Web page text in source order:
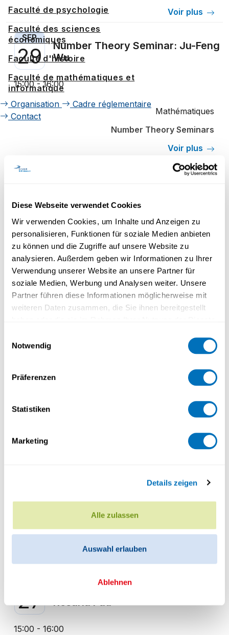
Diese Webseite verwendet Cookies
Wir verwenden Cookies, um Inhalte und Anzeigen zu
personalisieren, Funktionen für soziale Medien anbieten
zu können und die Zugriffe auf unsere Website zu
analysieren. Außerdem geben wir Informationen zu Ihrer
Verwendung unserer Website an unsere Partner für
soziale Medien, Werbung und Analysen weiter. Unsere
Partner führen diese Informationen möglicherweise mit
weiteren Daten zusammen, die Sie ihnen bereitgestellt
Notwendig
Präferenzen
Statistiken
Marketing
Details zeigen
Alle zulassen
Auswahl erlauben
Ablehnen
Faculté de psychologie
Faculté des sciences
économiques
Faculté d'histoire
Faculté de mathématiques et
informatique
Organisation
Cadre réglementaire
Contact
Voir plus
SEP
29
Number Theory Seminar: Ju-Feng
Wu
15:00 - 16:00
Mathématiques
Number Theory Seminars
Voir plus
OCT
15:00 - 16:00
Mathématiques
Number Theory Seminars
Voir plus
OCT
Mathématiques
Number Theory Seminars
Voir plus
OCT
27
Rosaria Pati
15:00 - 16:00